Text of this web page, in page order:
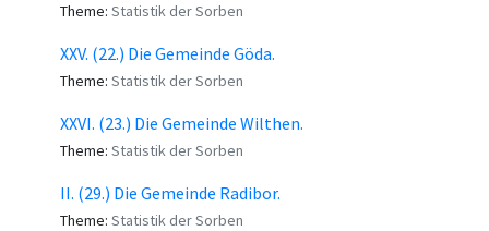
Theme: Statistik der Sorben
XXV. (22.) Die Gemeinde Göda.
Theme: Statistik der Sorben
XXVI. (23.) Die Gemeinde Wilthen.
Theme: Statistik der Sorben
II. (29.) Die Gemeinde Radibor.
Theme: Statistik der Sorben